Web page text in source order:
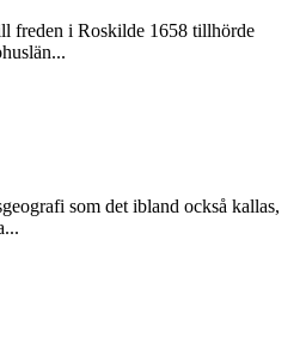
freden i Roskilde 1658 tillhörde
som det ibland också kallas,